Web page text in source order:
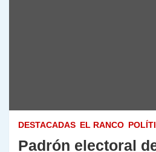
DESTACADAS EL RANCO
Padrón electoral